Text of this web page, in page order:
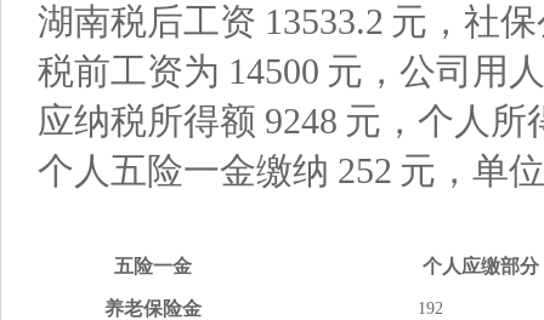
湖南税后工资 13533.2 元，社
税前工资为 14500 元，公司用
应纳税所得额 9248 元，个人所
个人五险一金缴纳 252 元，单
五险一金 个人应缴部分
养老保险金 192